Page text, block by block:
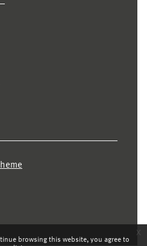
browsing this website, you agree to
x